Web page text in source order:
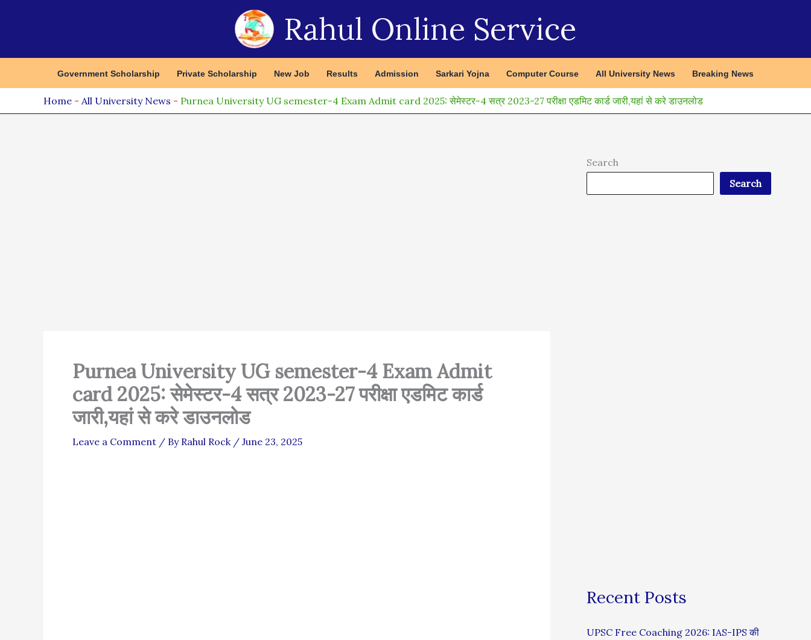
Rahul Online Service
Government Scholarship Private Scholarship New Job Results Admission Sarkari Yojna Computer Course All University News Breaking News
Home - All University News - Purnea University UG semester-4 Exam Admit card 2025: सेमेस्टर-4 सत्र 2023-27 परीक्षा एडमिट कार्ड जारी,यहां से करे डाउनलोड
Purnea University UG semester-4 Exam Admit
card 2025: सेमेस्टर-4 सत्र 2023-27 परीक्षा एडमिट कार्ड
जारी,यहां से करे डाउनलोड
Leave a Comment / By Rahul Rock / June 23, 2025
Search
Search
Recent Posts
UPSC Free Coaching 2026: IAS-IPS की